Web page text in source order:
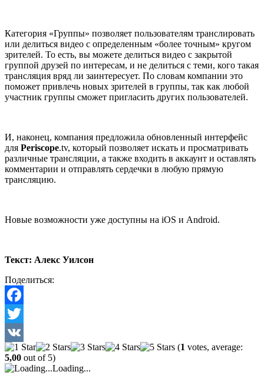
Категория «Группы» позволяет пользователям транслировать
или делиться видео с определенным «более точным» кругом
зрителей. То есть, вы можете делиться видео с закрытой
группой друзей по интересам, и не делиться с теми, кого такая
трансляция вряд ли заинтересует. По словам компании это
поможет привлечь новых зрителей в группы, так как любой
участник группы сможет пригласить других пользователей.
И, наконец, компания предложила обновленный интерфейс
для Periscope.tv, который позволяет искать и просматривать
различные трансляции, а также входить в аккаунт и оставлять
комментарии и отправлять сердечки в любую прямую
трансляцию.
Новые возможности уже доступны на iOS и Android.
Текст: Алекс Уилсон
Поделиться:
Facebook
Twitter
VK
(1 votes, average:
5,00 out of 5)
Loading...